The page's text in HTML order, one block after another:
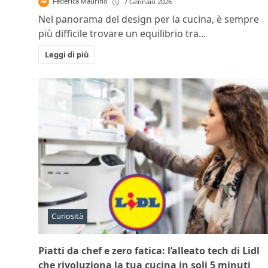
Nel panorama del design per la cucina, è sempre
più difficile trovare un equilibrio tra...
Leggi di più
Curiosità
Piatti da chef e zero fatica: l’alleato tech di Lidl
che rivoluziona la tua cucina in soli 5 minuti